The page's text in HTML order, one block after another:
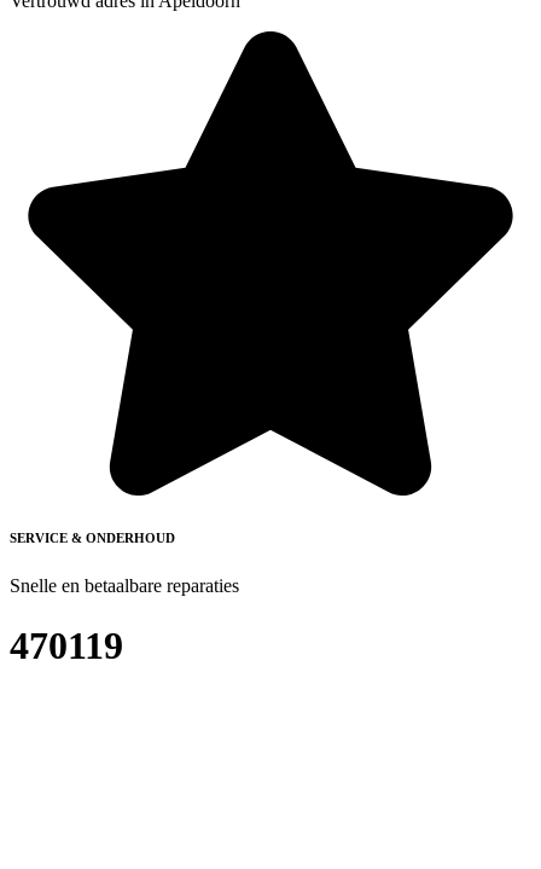
SERVICE & ONDERHOUD
Snelle en betaalbare reparaties
470119